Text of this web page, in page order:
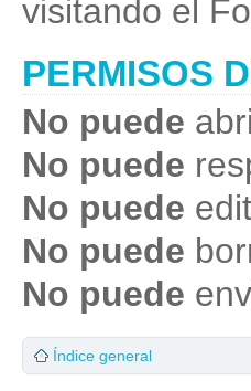
visitando el
PERMISOS
No puede
No puede
No puede
No puede
No puede
Índice general